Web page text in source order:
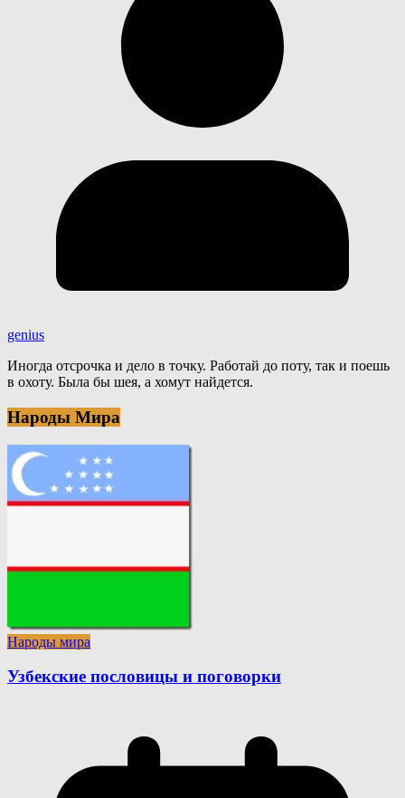
genius
Иногда отсрочка и дело в точку. Работай до поту, так и поешь
в охоту. Была бы шея, а хомут найдется.
Народы Мира
Народы мира
Узбекские пословицы и поговорки